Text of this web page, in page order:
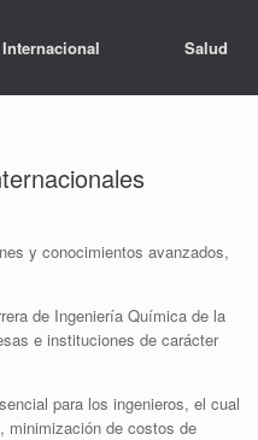
Internacional Salud
y conocimientos avanzados,
de Ingeniería Química de la
e instituciones de carácter
para los ingenieros, el cual
minimización de costos de